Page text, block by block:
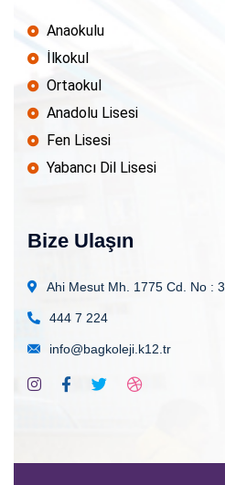
Anaokulu
İlkokul
Ortaokul
Anadolu Lisesi
Fen Lisesi
Yabancı Dil Lisesi
Bize Ulaşın
Ahi Mesut Mh. 1775 Cd. No : 3
444 7 224
info@bagkoleji.k12.tr